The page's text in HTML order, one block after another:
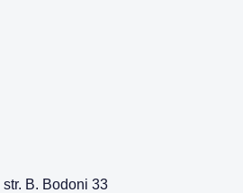
str. B. Bodoni 33